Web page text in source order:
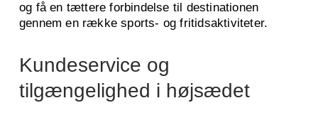
og få en tættere forbindelse til destinationen
gennem en række sports- og fritidsaktiviteter.
Kundeservice og
tilgængelighed i højsædet